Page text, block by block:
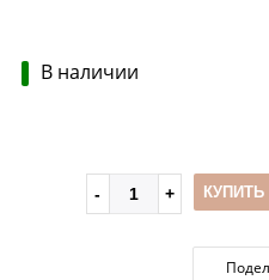
В наличии
КУПИТЬ